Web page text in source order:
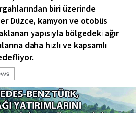
biri üzerinde
Düzce, kamyon ve otobüs
yapısıyla bölgedeki ağır
daha hızlı ve kapsamlı